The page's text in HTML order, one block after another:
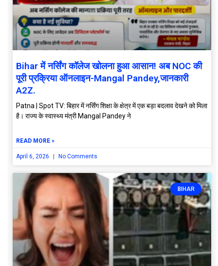
Bihar में नर्सिंग कॉलेज खोलना हुआ आसान! अब NOC की
पूरी प्रक्रिया ऑनलाइन-Mangal Pandey,जानकारी
A2Z.
Patna | Spot TV: बिहार में नर्सिंग शिक्षा के क्षेत्र में एक बड़ा बदलाव देखने को मिला
है। राज्य के स्वास्थ्य मंत्री Mangal Pandey ने
READ MORE »
April 6, 2026 No Comments
BIHAR